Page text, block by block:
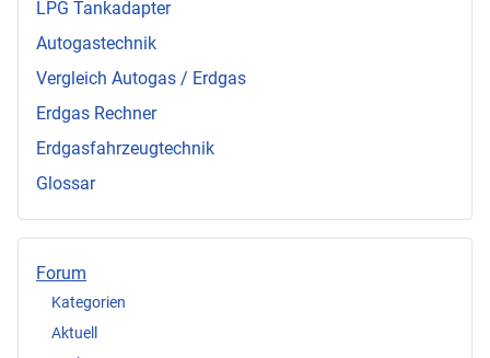
LPG Tankadapter
Autogastechnik
Vergleich Autogas / Erdgas
Erdgas Rechner
Erdgasfahrzeugtechnik
Glossar
Forum
Kategorien
Aktuell